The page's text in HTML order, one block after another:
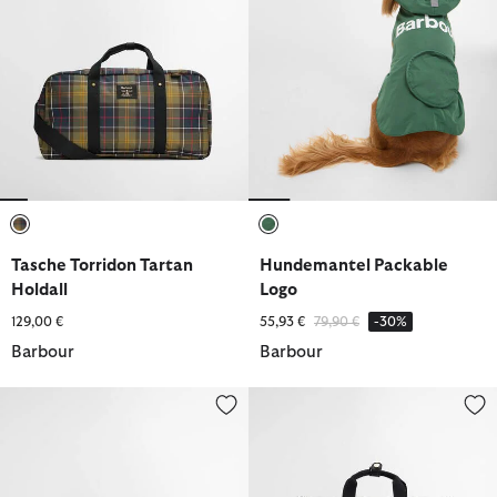
Tasche Torridon Tartan
Holdall
129,00 €
Barbour
Hundemantel Packable
Logo
55,93 € Reduziert von
79,90 €bis-30%
Barbour